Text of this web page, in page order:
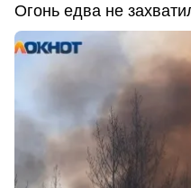
Огонь едва не